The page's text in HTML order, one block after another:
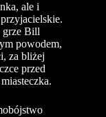
ale i
grze Bill
powodem,
za bliżej
przed